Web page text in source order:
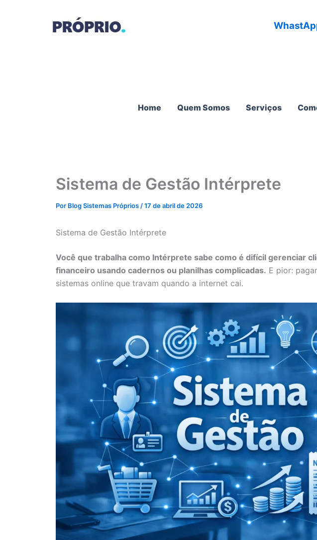
Home Quem Somos Serviços
Sistema de Gestão Intérprete
Por Blog Sistemas Próprios/17 de abril de 2026
Sistema de Gestão Intérprete
Você que trabalha como Intérprete sabe como é difícil gerenciar
financeiro usando cadernos ou planilhas complicadas. E pior:
sistemas online que travam quando a internet cai.